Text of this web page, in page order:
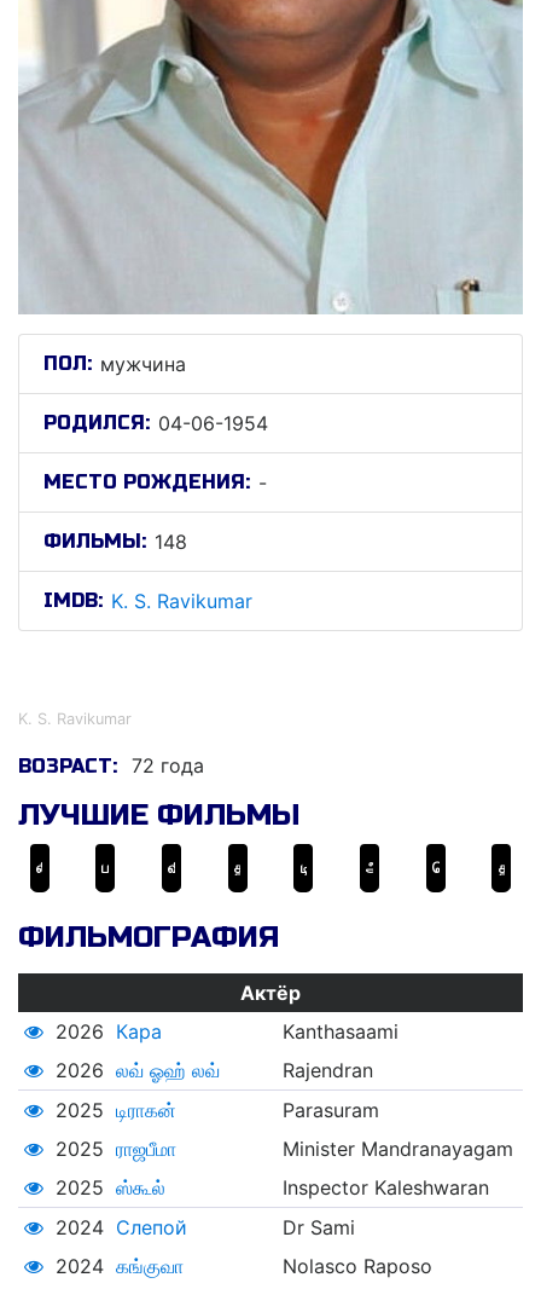
ПОЛ: мужчина
РОДИЛСЯ: 04-06-1954
МЕСТО РОЖДЕНИЯ: -
ФИЛЬМЫ: 148
IMDB: K. S. Ravikumar
K. S. Ravikumar
ВОЗРАСТ: 72 года
ЛУЧШИЕ ФИЛЬМЫ
ФИЛЬМОГРАФИЯ
Актёр
2026 Кара
Kanthasaami
2026 லவ் ஓஹ் லவ்
Rajendran
2025 டிராகன்
Parasuram
2025 ராஜபீமா
Minister Mandranayagam
2025 ஸ்கூல்
Inspector Kaleshwaran
2024 Слепой
Dr Sami
2024 கங்குவா
Nolasco Raposo